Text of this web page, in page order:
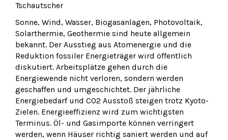
Tschautscher
Sonne, Wind, Wasser, Biogasanlagen, Photovoltaik,
Solarthermie, Geothermie sind heute allgemein
bekannt. Der Ausstieg aus Atomenergie und die
Reduktion fossiler Energieträger wird öffentlich
diskutiert. Arbeitsplätze gehen durch die
Energiewende nicht verloren, sondern werden
geschaffen und umgeschichtet. Der jährliche
Energiebedarf und CO2 Ausstoß steigen trotz Kyoto-
Zielen. Energieeffizienz wird zum wichtigsten
Terminus. Öl- und Gasimporte können verringert
werden, wenn Häuser richtig saniert werden und auf